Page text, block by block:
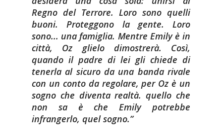
Regno del Terrore. Loro sono quelli
buoni. Proteggono la gente. Loro
sono... una famiglia. Mentre Emily è in
città, Oz glielo dimostrerà. Così,
quando il padre di lei gli chiede di
tenerla al sicuro da una banda rivale
con un conto da regolare, per Oz è un
sogno che diventa realtà. quello che
non sa è che Emily potrebbe
infrangerlo, quel sogno.